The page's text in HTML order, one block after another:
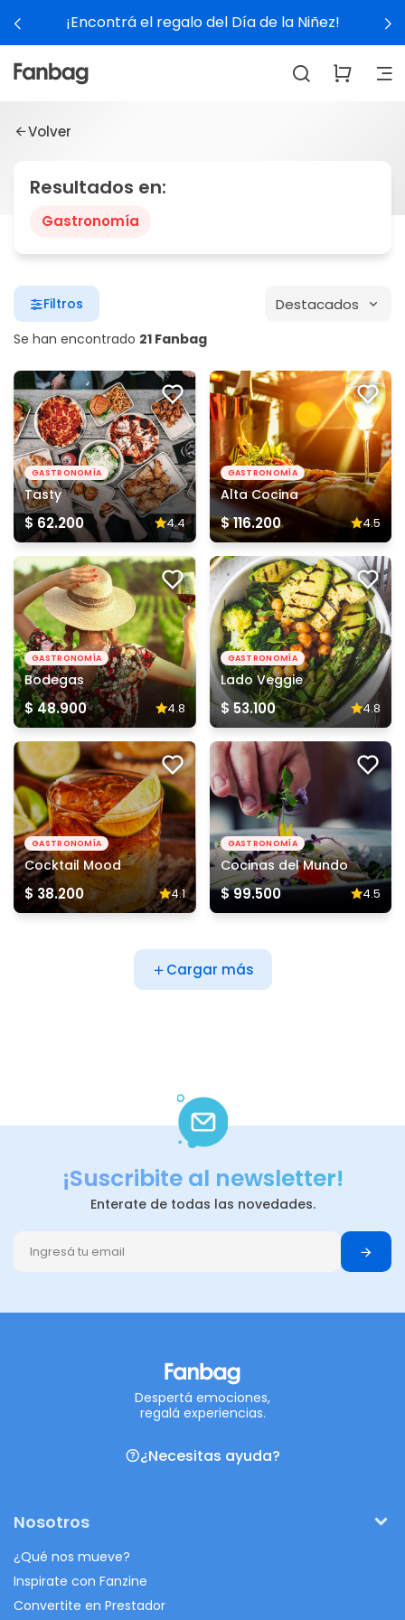
¡Encontrá el regalo del Día de la Niñez!
Volver
Resultados en:
Gastronomía
Se han encontrado 21 Fanbag
Filtros Destacados
GASTRONOMÍA
Tasty
$ 62.200 4.4
GASTRONOMÍA
Alta Cocina
$ 116.200 4.5
GASTRONOMÍA
Bodegas
$ 48.900 4.8
GASTRONOMÍA
Lado Veggie
$ 53.100 4.8
GASTRONOMÍA
Cocktail Mood
$ 38.200 4.1
GASTRONOMÍA
Cocinas del Mundo
$ 99.500 4.5
Cargar más
¡Suscribite al newsletter!
Enterate de todas las novedades.
Despertá emociones,
regalá experiencias.
¿Necesitas ayuda?
Nosotros
¿Qué nos mueve?
Inspirate con Fanzine
Convertite en Prestador